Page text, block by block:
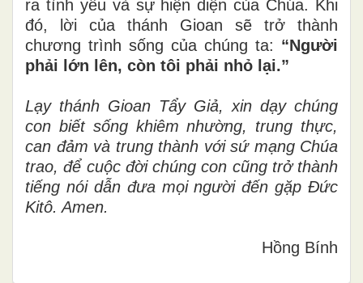
ra tình yêu và sự hiện diện của Chúa. Khi
đó, lời của thánh Gioan sẽ trở thành
chương trình sống của chúng ta: “Người
phải lớn lên, còn tôi phải nhỏ lại.”
Lạy thánh Gioan Tẩy Giả, xin dạy chúng
con biết sống khiêm nhường, trung thực,
can đảm và trung thành với sứ mạng Chúa
trao, để cuộc đời chúng con cũng trở thành
tiếng nói dẫn đưa mọi người đến gặp Đức
Kitô. Amen.
Hồng Bính